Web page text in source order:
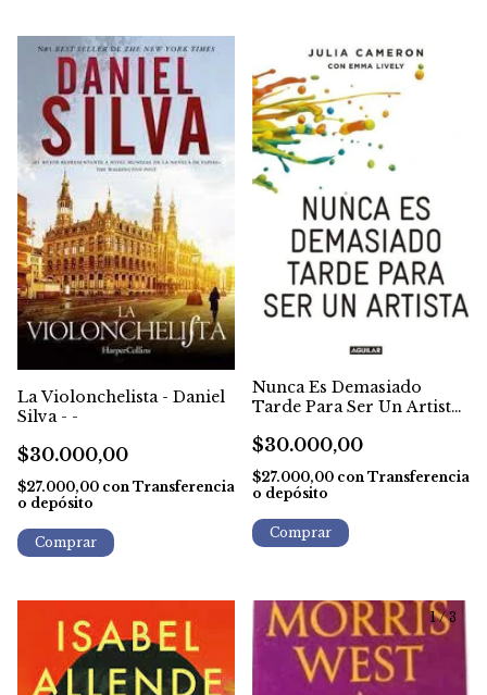
La Violonchelista - Daniel
Silva - -
$30.000,00
$27.000,00 con Transferencia
o depósito
Nunca Es Demasiado
Tarde Para Ser Un Artista
Caba
$30.000,00
$27.000,00 con Transferencia
o depósito
1/3